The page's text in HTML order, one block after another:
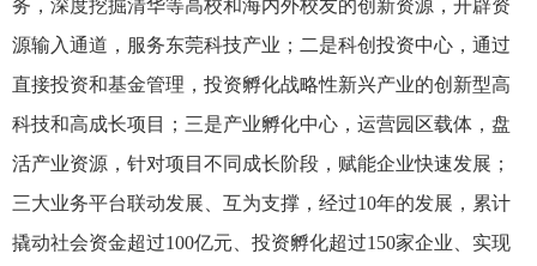
务，深度挖掘清华等高校和海内外校友的创新资源，开辟资
源输入通道，服务东莞科技产业；二是科创投资中心，通过
直接投资和基金管理，投资孵化战略性新兴产业的创新型高
科技和高成长项目；三是产业孵化中心，运营园区载体，盘
活产业资源，针对项目不同成长阶段，赋能企业快速发展；
三大业务平台联动发展、互为支撑，经过10年的发展，累计
撬动社会资金超过100亿元、投资孵化超过150家企业、实现